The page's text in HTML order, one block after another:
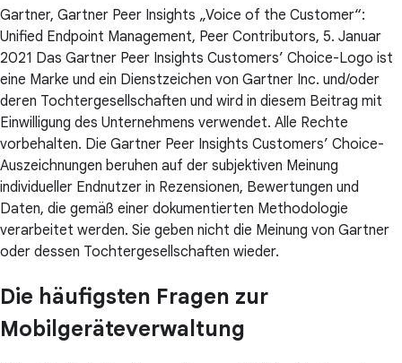
Gartner, Gartner Peer Insights „Voice of the Customer“:
Unified Endpoint Management, Peer Contributors, 5. Januar
2021 Das Gartner Peer Insights Customers’ Choice-Logo ist
eine Marke und ein Dienstzeichen von Gartner Inc. und/oder
deren Tochtergesellschaften und wird in diesem Beitrag mit
Einwilligung des Unternehmens verwendet. Alle Rechte
vorbehalten. Die Gartner Peer Insights Customers’ Choice-
Auszeichnungen beruhen auf der subjektiven Meinung
individueller Endnutzer in Rezensionen, Bewertungen und
Daten, die gemäß einer dokumentierten Methodologie
verarbeitet werden. Sie geben nicht die Meinung von Gartner
oder dessen Tochtergesellschaften wieder.
Die häufigsten Fragen zur
Mobilgeräteverwaltung